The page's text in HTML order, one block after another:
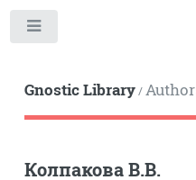
Gnostic Library/
Колпакова В.В.